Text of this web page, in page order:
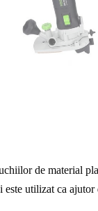
de material
utilizat ca